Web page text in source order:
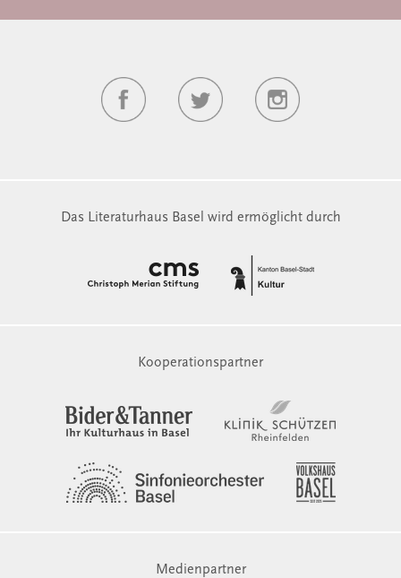
Das Literaturhaus Basel wird ermöglicht durch
Kooperationspartner
Medienpartner